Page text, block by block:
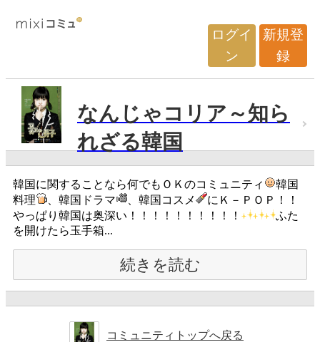
ログイ
ン
新規登
録
なんじゃコリア～知ら
れざる韓国
韓国に関することなら何でもＯＫのコミュニティ
韓国
料理
、韓国ドラマ 、韓国コスメ
にＫ－ＰＯＰ！！
やっぱり韓国は奥深い！！！！！！！！！！
ふた
を開けたら玉手箱...
続きを読む
コミュニティトップへ戻る